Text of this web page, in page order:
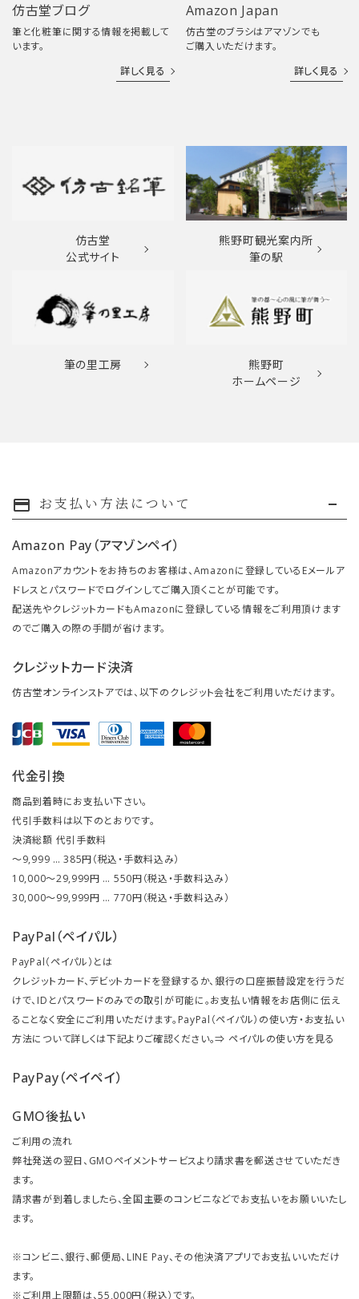
仿古堂ブログ
筆と化粧筆に関する情報を掲載して
います。
詳しく見る
Amazon Japan
仿古堂のブラシはアマゾンでも
ご購入いただけます。
詳しく見る
仿古堂
公式サイト
熊野町観光案内所
筆の駅
筆の里工房
熊野町
ホームページ
payment お支払い方法について
Amazon Pay（アマゾンペイ）
Amazonアカウントをお持ちのお客様は、Amazonに登録しているEメールア
ドレスとパスワードでログインしてご購入頂くことが可能です。
配送先やクレジットカードもAmazonに登録している情報をご利用頂けます
のでご購入の際の手間が省けます。
クレジットカード決済
仿古堂オンラインストアでは、以下のクレジット会社をご利用いただけます。
代金引換
商品到着時にお支払い下さい。
代引手数料は以下のとおりです。
決済総額 代引手数料
～9,999 … 385円（税込・手数料込み）
10,000～29,999円 … 550円（税込・手数料込み）
30,000～99,999円 … 770円（税込・手数料込み）
PayPal（ペイパル）
PayPal（ペイパル）とは
クレジットカード、デビットカードを登録するか、銀行の口座振替設定を行うだ
けで、IDとパスワードのみでの取引が可能に。お支払い情報をお店側に伝え
ることなく安全にご利用いただけます。PayPal（ペイパル）の使い方・お支払い
方法について詳しくは下記よりご確認ください。⇒ ペイパルの使い方を見る
PayPay（ペイペイ）
GMO後払い
ご利用の流れ
弊社発送の翌日、GMOペイメントサービスより請求書を郵送させていただき
ます。
請求書が到着しましたら、全国主要のコンビニなどでお支払いをお願いいたし
ます。
※コンビニ、銀行、郵便局、LINE Pay、その他決済アプリでお支払いいただけ
ます。
※ご利用上限額は、55,000円（税込）です。